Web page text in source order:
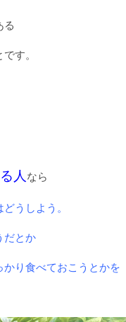
る
す。
人 なら
うしよう。
だとか
り食べておこうとかを